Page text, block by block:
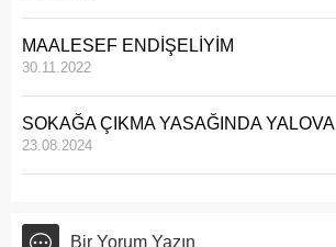
MAALESEF ENDİŞELİYİM
30.11.2022
SOKAĞA ÇIKMA YASAĞINDA YALOVA
23.08.2024
Bir Yorum Yazın